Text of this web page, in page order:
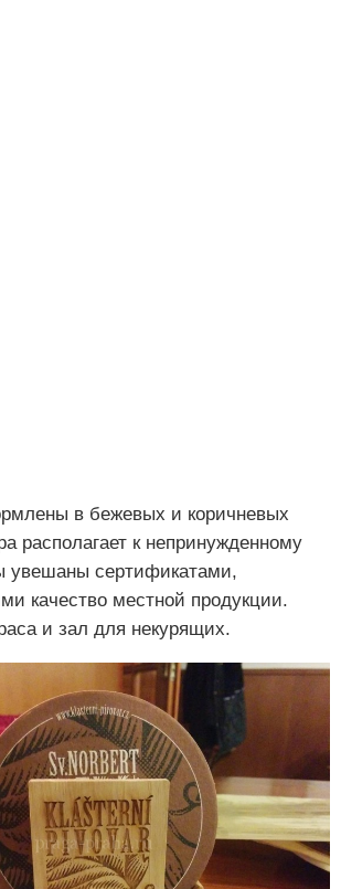
в бежевых и коричневых
располагает к непринужденному
сертификатами,
качество местной продукции.
и зал для некурящих.